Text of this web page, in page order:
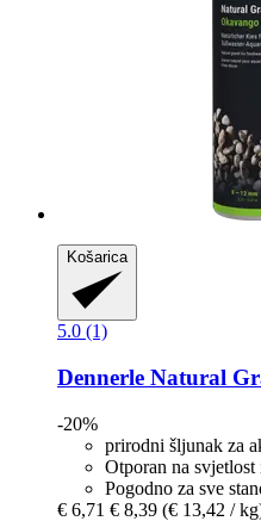
Košarica
5.0 (1)
Dennerle Natural
-20%
prirodni šljunak za
Otporan na svjetlost
Pogodno za sve
€ 6,71 € 8,39 (€ 13,42 /